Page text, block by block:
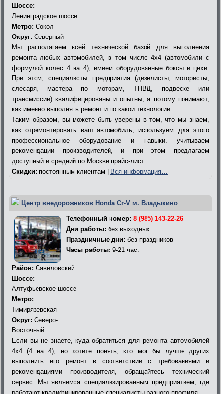
Шоссе:
Ленинградское шоссе
Метро: Сокол
Округ: Северный
Мы располагаем всей технической базой для выполнения
ремонта любых автомобилей, в том числе 4х4 (автомобили с
формулой колес 4 на 4), имеем оборудованные боксы и цехи.
При этом, специалисты предприятия (дизелисты, мотористы,
слесаря, мастера по моторам, ТНВД, подвеске или
трансмиссии) квалифицированы и опытны, а потому понимают,
как именно выполнять ремонт и по какой технологии.
Таким образом, вы можете быть уверены в том, что мы знаем,
как отремонтировать ваш автомобиль, используем для этого
профессиональное оборудование и навыки, учитываем
рекомендации производителей, и при этом предлагаем
доступный и средний по Москве прайс-лист.
Скидки: постоянным клиентам | Вся информация…
Центр внедорожников Honda Cr-V м. Владыкино
Телефонный номер: 8 (985) 143-22-26
Дни работы: без выходных
Праздничные дни: без праздников
Часы работы: 9-21 час.
Район: Савёловский
Шоссе:
Алтуфьевское шоссе
Метро:
Тимирязевская
Округ: Северо-
Восточный
Если вы не знаете, куда обратиться для ремонта автомобилей
4х4 (4 на 4), но хотите понять, кто мог бы лучше других
выполнить его ремонт в соответствии с требованиями и
рекомендациями производителя, обращайтесь технический
сервис. Мы являемся специализированным предприятием, где
работают квалифицированные специалисты разного профиля.